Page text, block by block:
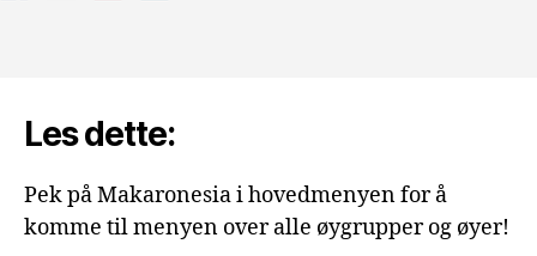
Les dette:
Pek på Makaronesia i hovedmenyen for å
komme til menyen over alle øygrupper og øyer!